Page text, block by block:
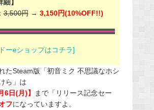
細】
3,500円→ 3,150円(10%OFF!!)
ーeショップはコチラ]
たSteam版「初音ミク 不思議なホシ
ら」は
6日(月)】
まで「リリース記念セー
フになっていますよ。